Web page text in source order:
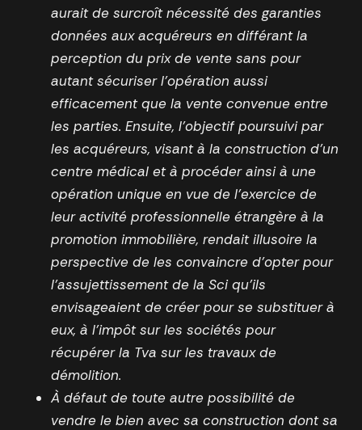
aurait de surcroît nécessité des garanties
données aux acquéreurs en différant la
perception du prix de vente sans pour
autant sécuriser l’opération aussi
efficacement que la vente convenue entre
les parties. Ensuite, l’objectif poursuivi par
les acquéreurs, visant à la construction d’un
centre médical et à procéder ainsi à une
opération unique en vue de l’exercice de
leur activité professionnelle étrangère à la
promotion immobilière, rendait illusoire la
perspective de les convaincre d’opter pour
l’assujettissement de la Sci qu’ils
envisageaient de créer pour se substituer à
eux, à l’impôt sur les sociétés pour
récupérer la Tva sur les travaux de
démolition.
À défaut de toute autre possibilité de
vendre le bien avec sa construction dont sa